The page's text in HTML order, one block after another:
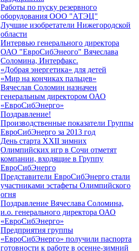
Работы по пуску резервного
оборудования ООО "АТЭЦ"
Лучшие изобретатели Нижегородской
области
Интервью генерального директора
ОАО "ЕвроСибЭнеого" Вячеслава
Соломина, Интерфакс.
«Добрая энергетика» для детей
«Мир на кончиках пальцев»
Вячеслав Соломин назначен
генеральным директором ОАО
«ЕвроСибЭнерго»
Поздравление!
Производственные показатели Группы
ЕвроСибЭнерго за 2013 год
День старта XXII зимних
Олимпийских игр в Сочи отметят
компании, входящие в Группу
ЕвроСибЭнерго
Представители ЕвроСибЭнерго стали
участниками эстафеты Олимпийского
огня
Поздравление Вячеслава Соломина,
и.о. генерального директора ОАО
«ЕвроСибЭнерго»
Предприятия группы
«ЕвроСибЭнерго» получили паспорта
готовности к работе в осенне-зимний